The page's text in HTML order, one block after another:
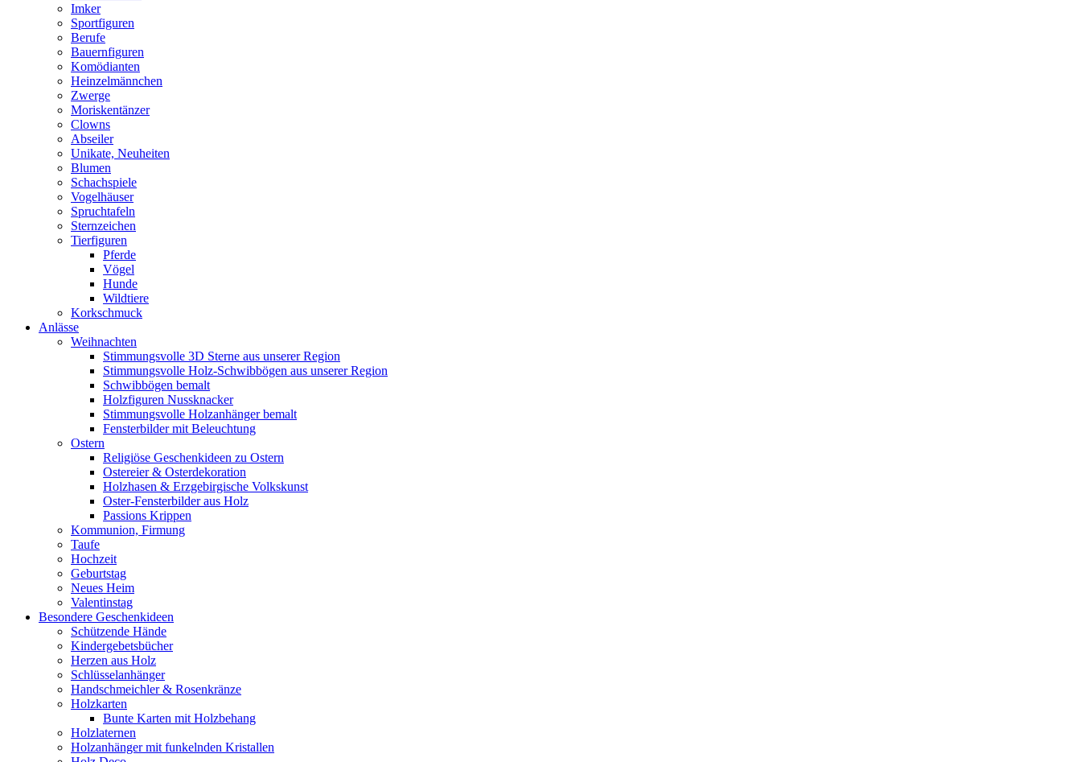
Imker
Sportfiguren
Berufe
Bauernfiguren
Komödianten
Heinzelmännchen
Zwerge
Moriskentänzer
Clowns
Abseiler
Unikate, Neuheiten
Blumen
Schachspiele
Vogelhäuser
Spruchtafeln
Sternzeichen
Tierfiguren
Pferde
Vögel
Hunde
Wildtiere
Korkschmuck
Anlässe
Weihnachten
Stimmungsvolle 3D Sterne aus unserer Region
Stimmungsvolle Holz-Schwibbögen aus unserer Region
Schwibbögen bemalt
Holzfiguren Nussknacker
Stimmungsvolle Holzanhänger bemalt
Fensterbilder mit Beleuchtung
Ostern
Religiöse Geschenkideen zu Ostern
Ostereier & Osterdekoration
Holzhasen & Erzgebirgische Volkskunst
Oster-Fensterbilder aus Holz
Passions Krippen
Kommunion, Firmung
Taufe
Hochzeit
Geburtstag
Neues Heim
Valentinstag
Besondere Geschenkideen
Schützende Hände
Kindergebetsbücher
Herzen aus Holz
Schlüsselanhänger
Handschmeichler & Rosenkränze
Holzkarten
Bunte Karten mit Holzbehang
Holzlaternen
Holzanhänger mit funkelnden Kristallen